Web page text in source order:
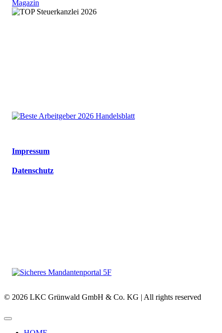
Impressum
Datenschutz
© 2026 LKC Grünwald GmbH & Co. KG | All rights reserved